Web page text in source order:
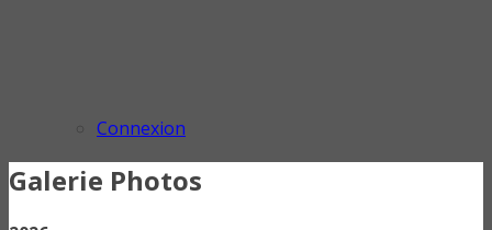
Connexion
Galerie Photos